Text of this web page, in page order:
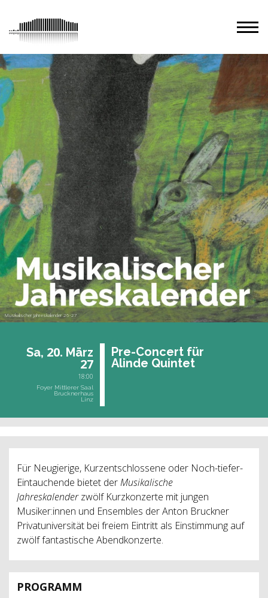
Musikalischer Jahreskalender 26-27
Sa, 20. März
27
18:00
Foyer Mittlerer Saal
Brucknerhaus
Linz
Pre-Con­cert für
Alin­de Quin­tet
Für Neugierige, Kurzentschlossene oder Noch-tiefer-
Eintauchende bietet derMusikalische
Jahreskalenderzwölf Kurzkonzerte mit jungen
Musiker:innen und Ensembles der Anton Bruckner
Privatuniversität bei freiem Eintritt als Einstimmung auf
zwölf fantastische Abendkonzerte.
PROGRAMM